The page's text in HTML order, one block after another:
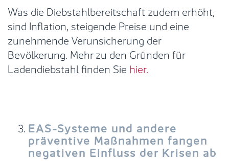
Was die Diebstahlbereitschaft zudem erhöht,
sind Inflation, steigende Preise und eine
zunehmende Verunsicherung der
Bevölkerung. Mehr zu den Gründen für
Ladendiebstahl finden Sie hier.
EAS-Systeme und andere
präventive Maßnahmen fangen
negativen Einfluss der Krisen ab